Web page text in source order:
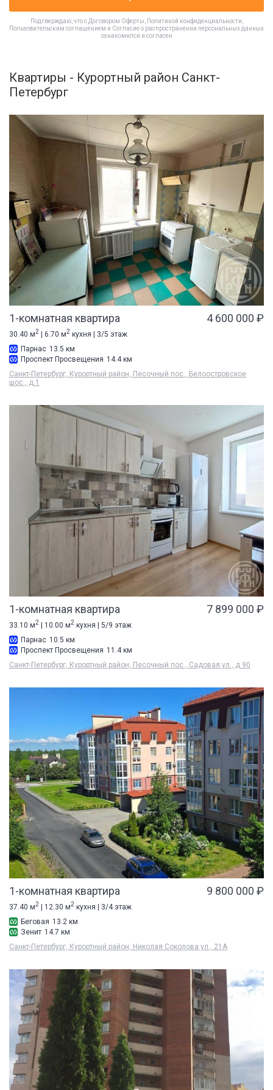
Подтверждаю, что с Договором Оферты Политикой конфиденциальности
Пользовательским соглашением и Согласие о распространении персональных данных
ознакомился и согласен
Квартиры - Курортный район Санкт-
Петербург
1-комнатная квартира 4 600 000 ₽
30.40 м2 | 6.70 м2 кухня | 3/5 этаж
Парнас 13.5 км
Проспект Просвещения 14.4 км
Санкт-Петербург, Курортный район, Песочный пос., Белоостровское
шос., д 1
1-комнатная квартира 7 899 000 ₽
33.10 м2 | 10.00 м2 кухня | 5/9 этаж
Парнас 10.5 км
Проспект Просвещения 11.4 км
Санкт-Петербург, Курортный район, Песочный пос., Садовая ул., д 90
1-комнатная квартира 9 800 000 ₽
37.40 м2 | 12.30 м2 кухня | 3/4 этаж
Беговая 13.2 км
Зенит 14.7 км
Санкт-Петербург, Курортный район, Николая Соколова ул., 21А